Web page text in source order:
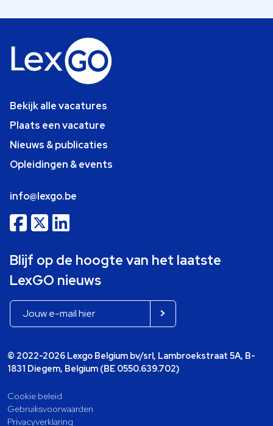
Bekijk alle vacatures
Plaats een vacature
Nieuws & publicaties
Opleidingen & events
info@lexgo.be
Blijf op de hoogte van het laatste
LexGO nieuws
© 2022-2026 Lexgo Belgium bv/srl, Lambroekstraat 5A, B-
1831 Diegem, Belgium (BE 0550.639.702)
Cookie beleid
Gebruiksvoorwaarden
Privacyverklaring